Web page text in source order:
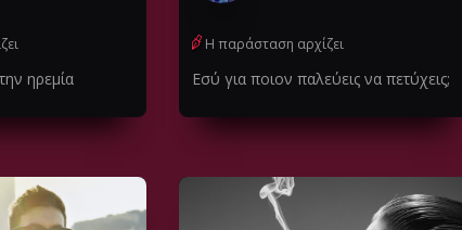
ηρεμία
Η παράσταση αρχίζει
Εσύ για ποιον παλεύεις να πετύχεις;